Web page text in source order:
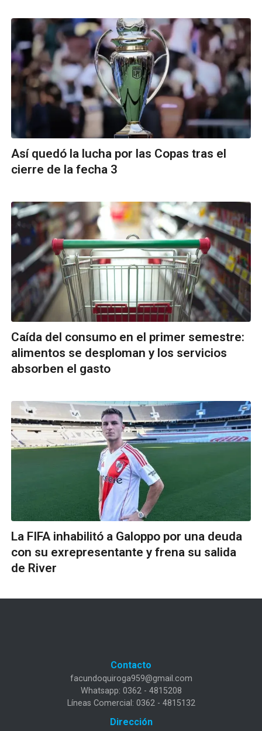
Así quedó la lucha por las Copas tras el
cierre de la fecha 3
Caída del consumo en el primer semestre:
alimentos se desploman y los servicios
absorben el gasto
La FIFA inhabilitó a Galoppo por una deuda
con su exrepresentante y frena su salida
de River
Contacto
facundoquiroga959@gmail.com
Whatsapp: 0362 - 4815208
Líneas Comercial: 0362 - 4815132
Dirección